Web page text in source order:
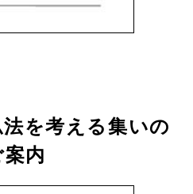
を考える集いの
案内